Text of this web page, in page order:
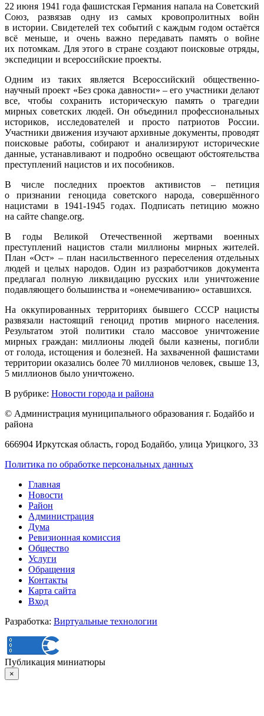
22 июня 1941 года фашистская Германия напала на Советский
Союз, развязав одну из самых кровопролитных войн
в истории. Свидетелей тех событий с каждым годом остаётся
всё меньше, и очень важно передавать память о войне
их потомкам. Для этого в стране создают поисковые отряды,
экспедиции и всероссийские проекты.
Одним из таких является Всероссийский общественно-
научный проект «Без срока давности» – его участники делают
все, чтобы сохранить историческую память о трагедии
мирных советских людей. Он объединил профессиональных
историков, исследователей и просто патриотов России.
Участники движения изучают архивные документы, проводят
поисковые работы, собирают и анализируют исторические
данные, устанавливают и подробно освещают обстоятельства
преступлений нацистов и их пособников.
В числе последних проектов активистов – петиция
о признании геноцида советского народа, совершённого
нацистами в 1941-1945 годах. Подписать петицию можно
на сайте change.org.
В годы Великой Отечественной жертвами военных
преступлений нацистов стали миллионы мирных жителей.
План «Ост» – план насильственного переселения отдельных
людей и целых народов. Один из разработчиков документа
предлагал полную ликвидацию русских или уничтожение
подавляющего большинства и «онемечиванию» оставшихся.
На оккупированных территориях бывшего СССР нацисты
развязали настоящий геноцид против мирного населения.
Результатом этой политики стало массовое уничтожение
мирных граждан: миллионы людей были казнены, погибли
от голода, истощения и болезней. На захваченной фашистами
территории оказались более 70 миллионов человек, свыше 13,
5 миллионов было уничтожено.
В рубрике: Новости города и района
© Администрация муниципального образования г. Бодайбо и
района
666904 Иркутская область, город Бодайбо, улица Урицкого, 33
Политика по обработке персональных данных
Главная
Новости
Район
Администрация
Дума
Ревизионная комиссия
Общество
Услуги
Обращения
Контакты
Карта сайта
Вход
Разработка: Виртуальные технологии
Публикация миниатюры
×